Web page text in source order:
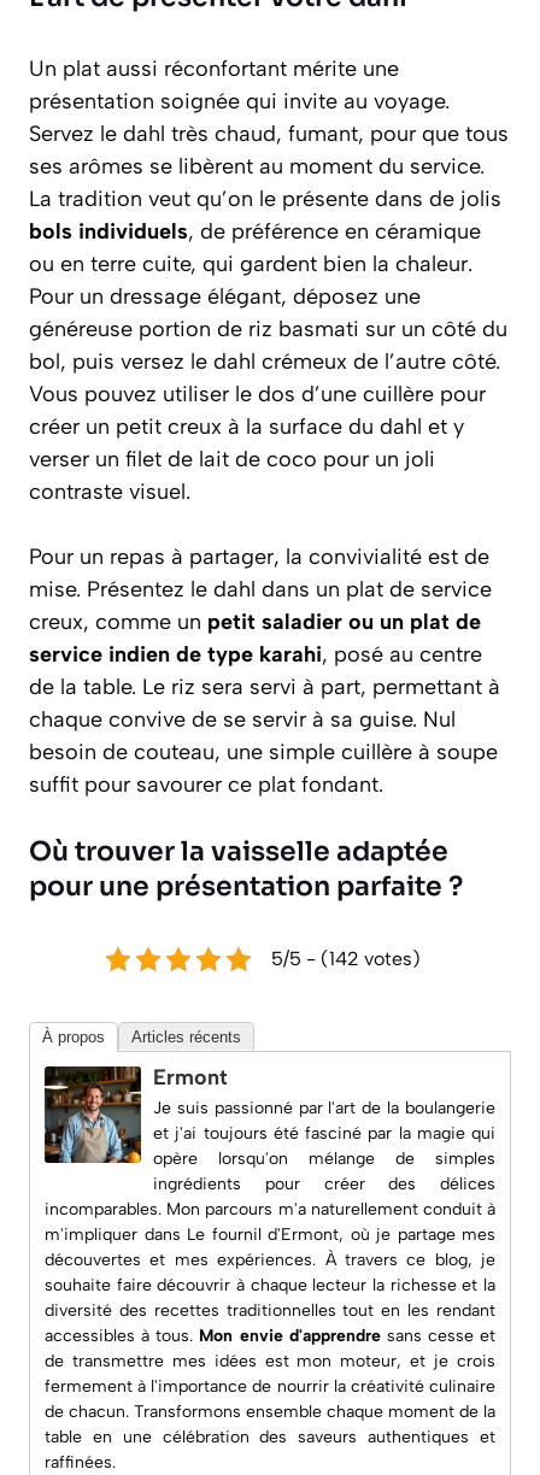
Un plat aussi réconfortant mérite une
présentation soignée qui invite au voyage.
Servez le dahl très chaud, fumant, pour que tous
ses arômes se libèrent au moment du service.
La tradition veut qu’on le présente dans de jolis
bols individuels, de préférence en céramique
ou en terre cuite, qui gardent bien la chaleur.
Pour un dressage élégant, déposez une
généreuse portion de riz basmati sur un côté du
bol, puis versez le dahl crémeux de l’autre côté.
Vous pouvez utiliser le dos d’une cuillère pour
créer un petit creux à la surface du dahl et y
verser un filet de lait de coco pour un joli
contraste visuel.
Pour un repas à partager, la convivialité est de
mise. Présentez le dahl dans un plat de service
creux, comme un petit saladier ou un plat de
service indien de type karahi, posé au centre
de la table. Le riz sera servi à part, permettant à
chaque convive de se servir à sa guise. Nul
besoin de couteau, une simple cuillère à soupe
suffit pour savourer ce plat fondant.
Où trouver la vaisselle adaptée
pour une présentation parfaite ?
5/5 - (142 votes)
À propos Articles récents
Ermont
Je suis passionné par l'art de la boulangerie
et j'ai toujours été fasciné par la magie qui
opère lorsqu'on mélange de simples
ingrédients pour créer des délices
incomparables. Mon parcours m'a naturellement conduit à
m'impliquer dans Le fournil d'Ermont, où je partage mes
découvertes et mes expériences. À travers ce blog, je
souhaite faire découvrir à chaque lecteur la richesse et la
diversité des recettes traditionnelles tout en les rendant
accessibles à tous. Mon envie d'apprendresans cesse et
de transmettre mes idées est mon moteur, et je crois
fermement à l'importance de nourrir la créativité culinaire
de chacun. Transformons ensemble chaque moment de la
table en une célébration des saveurs authentiques et
raffinées.